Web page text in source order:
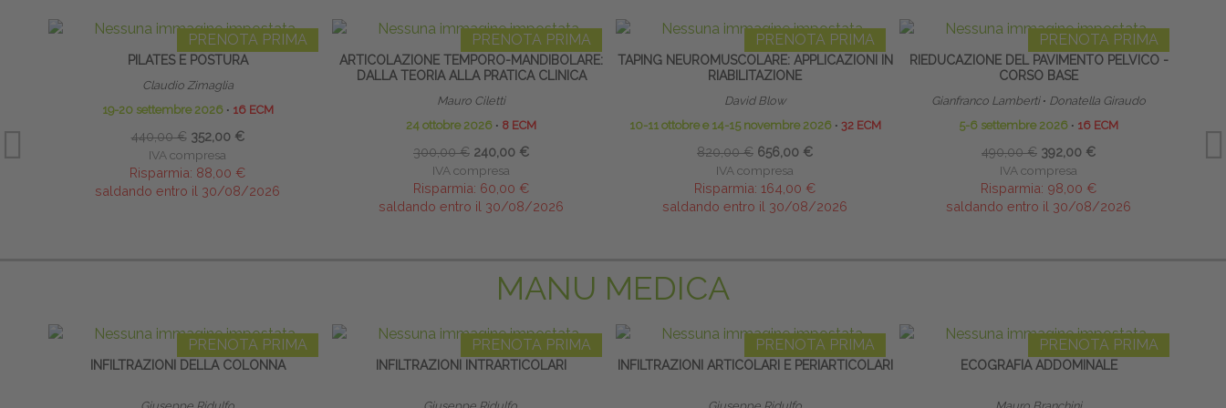
PRENOTA PRIMA
PILATES E POSTURA
Claudio Zimaglia
19-20 settembre 2026 ∙ 16 ECM
440,00 € 352,00 €
IVA compresa
Risparmia: 88,00 €
saldando entro il 30/08/2026
PRENOTA PRIMA
ARTICOLAZIONE TEMPORO-MANDIBOLARE:
DALLA TEORIA ALLA PRATICA CLINICA
Mauro Ciletti
24 ottobre 2026 ∙ 8 ECM
300,00 € 240,00 €
IVA compresa
Risparmia: 60,00 €
saldando entro il 30/08/2026
PRENOTA PRIMA
TAPING NEUROMUSCOLARE: APPLICAZIONI IN
RIABILITAZIONE
David Blow
10-11 ottobre e 14-15 novembre 2026 ∙ 32 ECM
820,00 € 656,00 €
IVA compresa
Risparmia: 164,00 €
saldando entro il 30/08/2026
PRENOTA PRIMA
RIEDUCAZIONE DEL PAVIMENTO PELVICO -
CORSO BASE
Gianfranco Lamberti ∙ Donatella Giraudo
5-6 settembre 2026 ∙ 16 ECM
490,00 € 392,00 €
IVA compresa
Risparmia: 98,00 €
saldando entro il 30/08/2026
MANU MEDICA
PRENOTA PRIMA
INFILTRAZIONI DELLA COLONNA
PRENOTA PRIMA
INFILTRAZIONI INTRARTICOLARI
PRENOTA PRIMA
INFILTRAZIONI ARTICOLARI E PERIARTICOLARI
PRENOTA PRIMA
ECOGRAFIA ADDOMINALE